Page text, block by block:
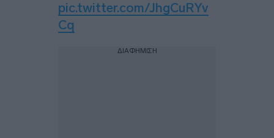
pic.twitter.com/JhgCuRYv
Cq
ΔΙΑΦΗΜΙΣΗ